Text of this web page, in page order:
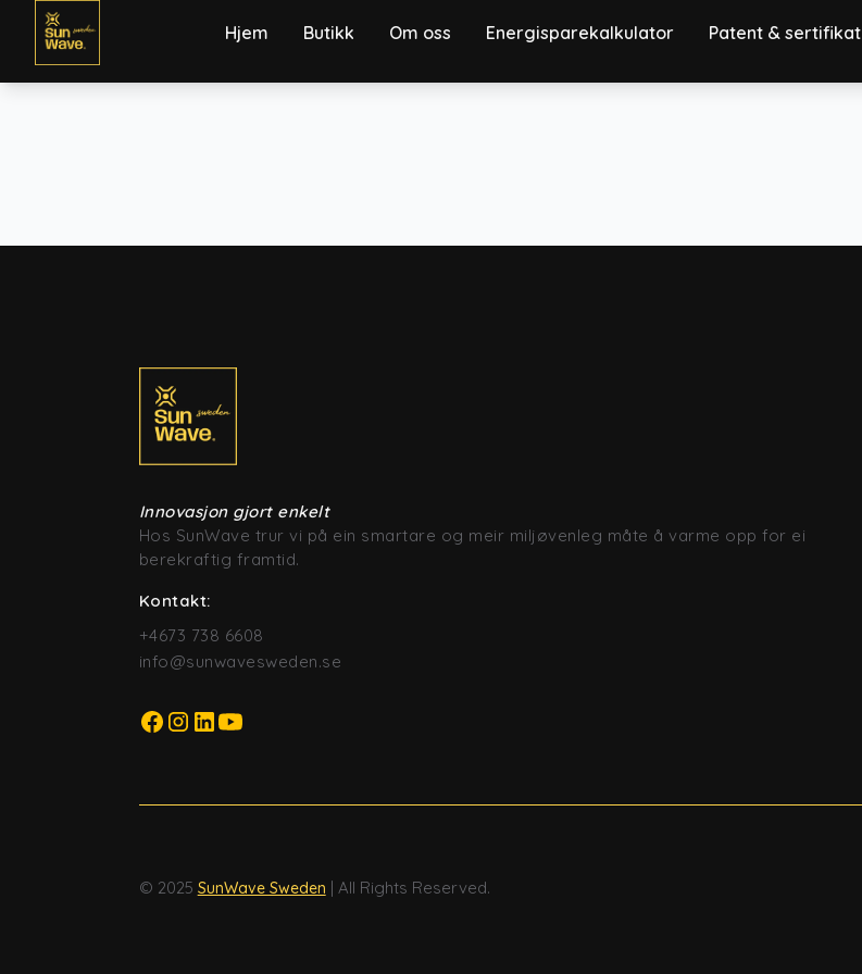
content
Hjem Butikk Om oss Energisparekalkulator Patent & sertifikat
Innovasjon gjort enkelt
Hos SunWave trur vi på ein smartare og meir miljøvenleg måte å varme opp for ei
berekraftig framtid.
Kontakt:
+4673 738 6608
info@sunwavesweden.se
© 2025 SunWave Sweden | All Rights Reserved.